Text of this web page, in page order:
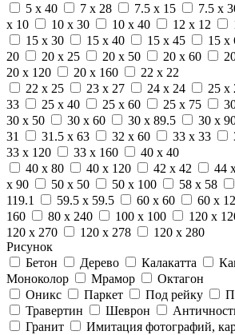
5 x 40
7 x 28 7.5 x 15 7.5 x
x 10
10 x 30 10 x 40 12 x 12
15 x 30
15 x 40 15 x 45 15 x
20
20 x 25 20 x 50 20 x 60
20 x 120
20 x 160
22 x 22
22 x 25
23 x 27 24 x 24 25 x
33
25 x 40 25 x 60 25 x 75
30 x 50
30 x 60 30 x 89.5 30 x
31
31.5 x 63 32 x 60 33 x 33
33 x 120
33 x 160
40 x 40
40 x 80
40 x 120 42 x 42 44
x 90
50 x 50 50 x 100 58 x 58
119.1
59.5 x 59.5 60 x 60 60 x
160
80 x 240 100 x 100 120 x
120 x 270
120 x 278
120 x 280
Рисунок
Бетон
Дерево Калакатта
Моноколор
Мрамор
Октагон
Оникс
Паркет Под рейку
Травертин
Шеврон
Гранит
Имитация фотографий,